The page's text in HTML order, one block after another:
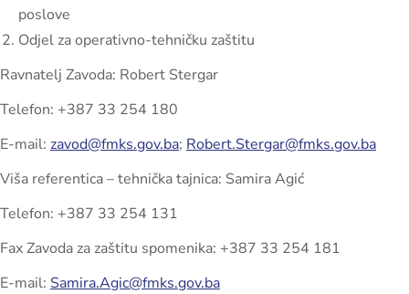
poslove
Odjel za operativno-tehničku zaštitu
Ravnatelj Zavoda: Robert Stergar
Telefon: +387 33 254 180
E-mail: zavod@fmks.gov.ba; Robert.Stergar@fmks.gov.ba
Viša referentica – tehnička tajnica: Samira Agić
Telefon: +387 33 254 131
Fax Zavoda za zaštitu spomenika: +387 33 254 181
E-mail: Samira.Agic@fmks.gov.ba